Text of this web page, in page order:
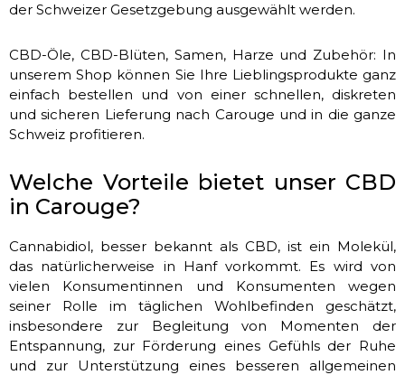
der Schweizer Gesetzgebung ausgewählt werden.
CBD-Öle, CBD-Blüten, Samen, Harze und Zubehör: In
unserem Shop können Sie Ihre Lieblingsprodukte ganz
einfach bestellen und von einer schnellen, diskreten
und sicheren Lieferung nach Carouge und in die ganze
Schweiz profitieren.
Welche Vorteile bietet unser CBD
in Carouge?
Cannabidiol, besser bekannt als CBD, ist ein Molekül,
das natürlicherweise in Hanf vorkommt. Es wird von
vielen Konsumentinnen und Konsumenten wegen
seiner Rolle im täglichen Wohlbefinden geschätzt,
insbesondere zur Begleitung von Momenten der
Entspannung, zur Förderung eines Gefühls der Ruhe
und zur Unterstützung eines besseren allgemeinen